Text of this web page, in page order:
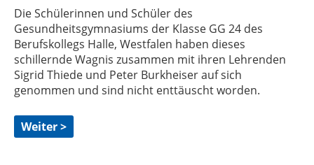
Die Schülerinnen und Schüler des
Gesundheitsgymnasiums der Klasse GG 24 des
Berufskollegs Halle, Westfalen haben dieses
schillernde Wagnis zusammen mit ihren Lehrenden
Sigrid Thiede und Peter Burkheiser auf sich
genommen und sind nicht enttäuscht worden.
Weiter >